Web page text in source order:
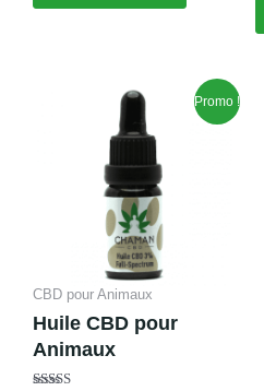
Promo !
CBD pour Animaux
Huile CBD pour
Animaux
Le
prix
initial
était :
€19,95.
actuel
est :
€11,00.